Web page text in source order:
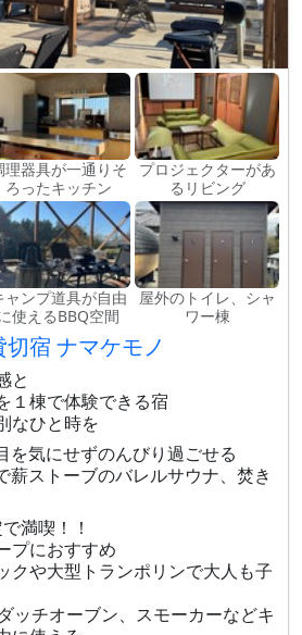
理器具が一通りそ
ろったキッチン
プロジェクターがあ
るリビング
ャンプ道具が自由
使えるBBQ空間
屋外のトイレ、シャ
ワー棟
切宿 ナマケモノ
と
１棟で体験できる宿
なひと時を
気にせずのんびり過ごせる
ストーブのバレルサウナ、焚き
満喫！！
プにおすすめ
や大型トランポリンで大人も子
チオーブン、スモーカーなどキ